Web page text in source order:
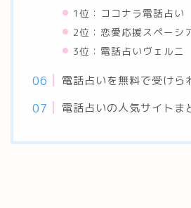
1位：ココナラ電話占い
2位：恋愛応援スペーシ
3位：電話占いヴェルニ
電話占いを無料で受けら
電話占いの人気サイトま